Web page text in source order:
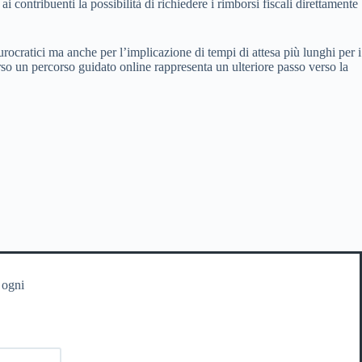
contribuenti la possibilità di richiedere i rimborsi fiscali direttamente
ma anche per l’implicazione di tempi di attesa più lunghi per i
un percorso guidato online rappresenta un ulteriore passo verso la